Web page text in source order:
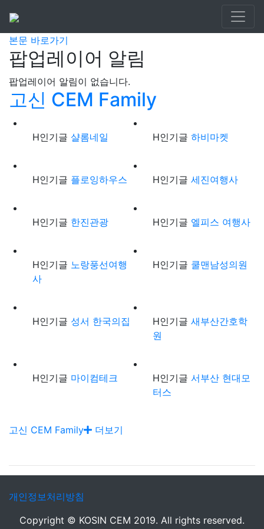
KOSIN CEM
본문 바로가기
팝업레이어 알림
팝업레이어 알림이 없습니다.
고신 CEM Family
H인기글 샬롬네일 H인기글 하비마켓
H인기글 플로잉하우스 H인기글 세진여행사
H인기글 한진관광 H인기글 엘피스 여행사
H인기글 노랑풍선여행
사
H인기글 쿨맨남성의원
H인기글 성서 한국의집 H인기글 새부산간호학
원
H인기글 마이컴테크 H인기글 서부산 현대모
터스
고신 CEM Family 더보기
개인정보처리방침
Copyright © KOSIN CEM 2019. All rights reserved.